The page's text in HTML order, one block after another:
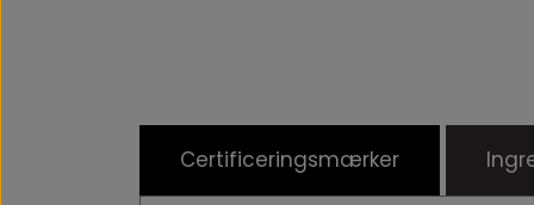
Certificeringsmærker